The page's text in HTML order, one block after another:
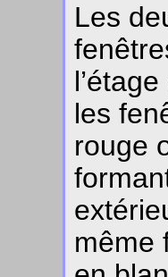
Les
les
rouge
même